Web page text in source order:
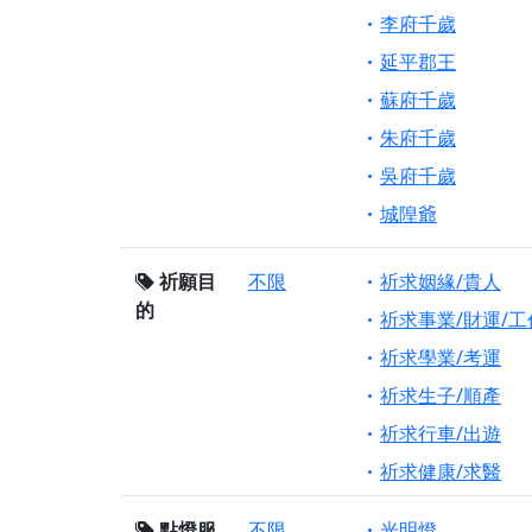
李府千歲
延平郡王
蘇府千歲
朱府千歲
吳府千歲
城隍爺
祈願目
的
不限
祈求姻緣/貴人
祈求事業/財運/工
祈求學業/考運
祈求生子/順產
祈求行車/出遊
祈求健康/求醫